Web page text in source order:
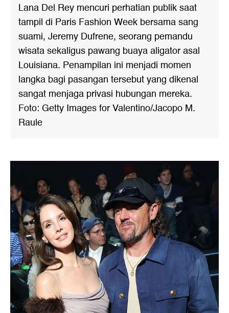
Lana Del Rey mencuri perhatian publik saat
tampil di Paris Fashion Week bersama sang
suami, Jeremy Dufrene, seorang pemandu
wisata sekaligus pawang buaya aligator asal
Louisiana. Penampilan ini menjadi momen
langka bagi pasangan tersebut yang dikenal
sangat menjaga privasi hubungan mereka.
Foto: Getty Images for Valentino/Jacopo M.
Raule